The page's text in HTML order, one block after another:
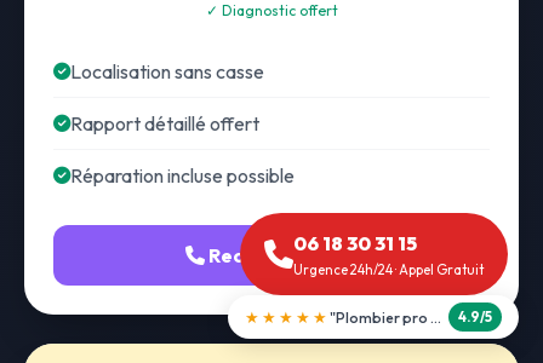
✓ Diagnostic offert
Localisation sans casse
Rapport détaillé offert
Réparation incluse possible
Recherche fuite06 18 30 31 15
Urgence 24h/24 · Appel Gratuit
★★★★★ "Débouchage WC en 30 min" 5.0/5